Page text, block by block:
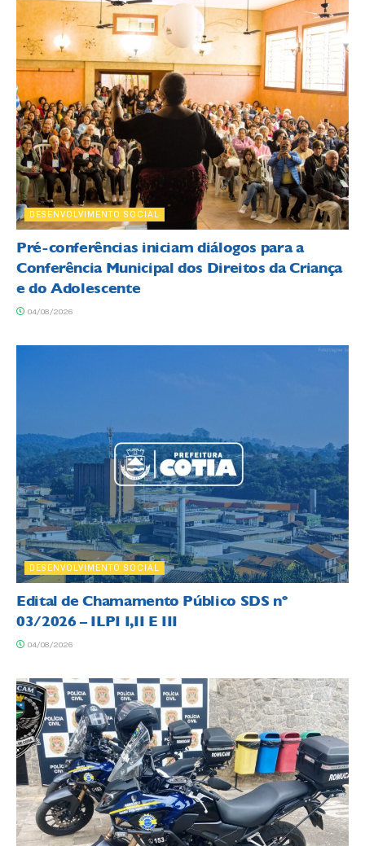
DESENVOLVIMENTO SOCIAL
Pré-conferências iniciam diálogos para a
Conferência Municipal dos Direitos da Criança
e do Adolescente
04/08/2026
DESENVOLVIMENTO SOCIAL
Edital de Chamamento Público SDS nº
03/2026 – ILPI I,II E III
04/08/2026